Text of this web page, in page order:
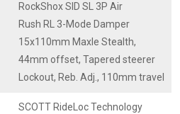
RockShox SID SL 3P Air
Rush RL 3-Mode Damper
15x110mm Maxle Stealth,
44mm offset, Tapered steerer
Lockout, Reb. Adj., 110mm travel
SCOTT RideLoc Technology